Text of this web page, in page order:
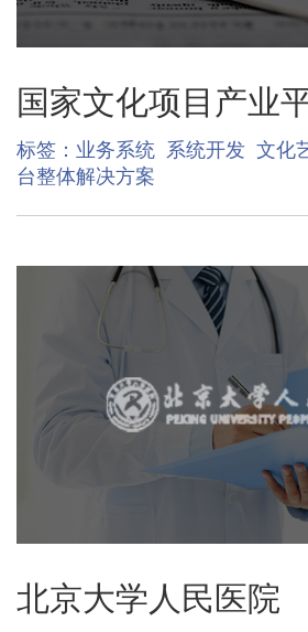
国家文化项目产业
标签： 业务系统 系统开发 文化
台整体解决方案
北京大学人民医院